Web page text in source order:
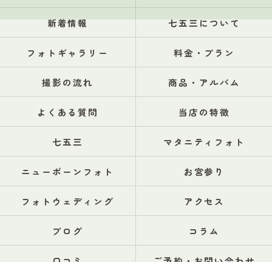
新着情報 七五三について
フォトギャラリー 料金・プラン
撮影の流れ 商品・アルバム
よくある質問 当店の特徴
七五三 マタニティフォト
ニューボーンフォト お宮参り
フォトウェディング アクセス
ブログ コラム